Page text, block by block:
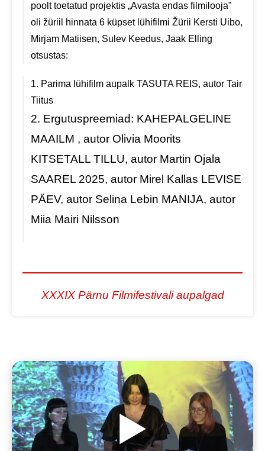
poolt toetatud projektis „Avasta endas filmilooja”
oli žüriil hinnata 6 küpset lühifilmi Žürii Kersti Uibo,
Mirjam Matiisen, Sulev Keedus, Jaak Elling
otsustas:
1. Parima lühifilm aupalk TASUTA REIS, autor Tair
Tiitus
2. Ergutuspreemiad: KAHEPALGELINE
MAAILM , autor Olivia Moorits
KITSETALL TILLU, autor Martin Ojala
SAAREL 2025, autor Mirel Kallas LEVISE
PÄEV, autor Selina Lebin MANIJA, autor
Miia Mairi Nilsson
XXXIX Pärnu Filmifestivali aupalgad
▶️